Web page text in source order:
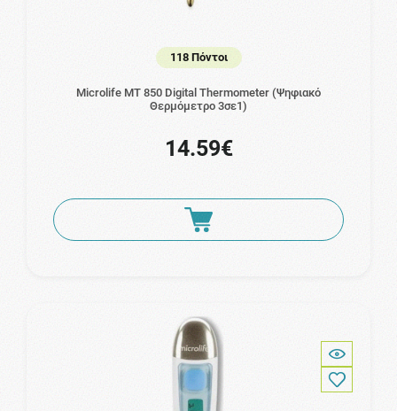
118 Πόντοι
Microlife MT 850 Digital Thermometer (Ψηφιακό
Θερμόμετρο 3σε1)
14.59€